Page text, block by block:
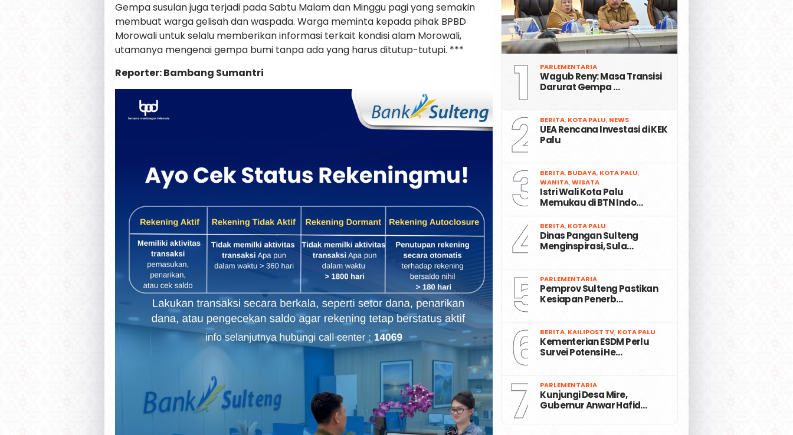
Gempa susulan juga terjadi pada Sabtu Malam dan Minggu pagi yang semakin
membuat warga gelisah dan waspada. Warga meminta kepada pihak BPBD
Morowali untuk selalu memberikan informasi terkait kondisi alam Morowali,
utamanya mengenai gempa bumi tanpa ada yang harus ditutup-tutupi. ***
Reporter: Bambang Sumantri
1 PARLEMENTARIA
Wagub Reny: Masa Transisi
Darurat Gempa …
2 BERITA, KOTA PALU, NEWS
UEA Rencana Investasi di KEK
Palu
3 BERITA, BUDAYA, KOTA PALU,
WANITA,WISATA
Istri Wali Kota Palu
Memukau di BTN Indo…
4 BERITA, KOTA PALU
Dinas Pangan Sulteng
Menginspirasi, Sula…
5 PARLEMENTARIA
Pemprov Sulteng Pastikan
Kesiapan Penerb…
6 BERITA, KAILIPOST TV, KOTA PALU
Kementerian ESDM Perlu
Survei Potensi He…
7 PARLEMENTARIA
Kunjungi Desa Mire,
Gubernur Anwar Hafid…